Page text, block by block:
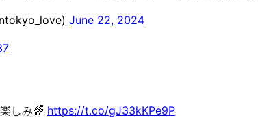
June 22, 2024
しみ🌈 https://t.co/gJ33kKPe9P